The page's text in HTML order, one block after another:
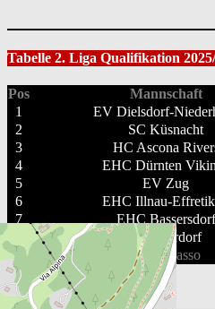
Tabelle 2. Liga Qualifikation
Pos Mannschaft
1
EV Dielsdorf-
2
SC Küsnacht
3
HC Ascona
4
EHC Dürnten
5
EV Zug
6
EHC Illnau-
7
EHC Bassersdorf
EHC Urdorf
9
HC Chiasso
Vollständige Tabelle ansehen